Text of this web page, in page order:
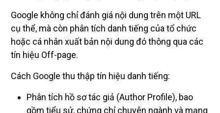
Google không chỉ đánh giá nội dung trên một URL
cụ thể, mà còn phân tích danh tiếng của tổ chức
hoặc cá nhân xuất bản nội dung đó thông qua các
tín hiệu Off-page.
Cách Google thu thập tín hiệu danh tiếng:
Phân tích hồ sơ tác giả (Author Profile), bao
gồm tiểu sử, chứng chỉ chuyên ngành và mạng